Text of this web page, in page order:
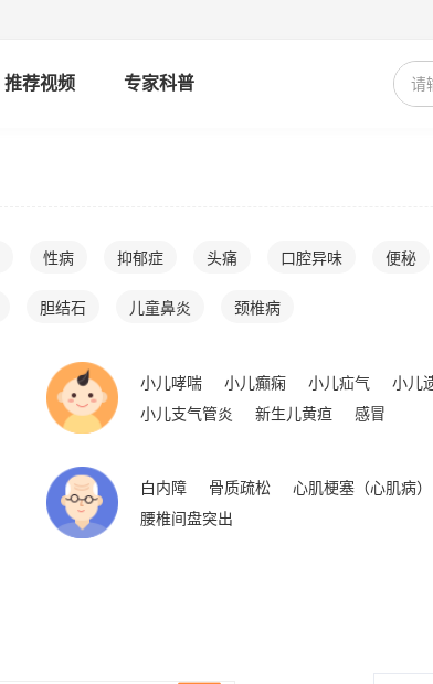
推荐视频 专家科普
性病 抑郁症 头痛 口腔异味 便秘
胆结石 儿童鼻炎 颈椎病
小儿哮喘 小儿癫痫 小儿疝气 小儿
小儿支气管炎
新生儿黄疸 感冒
白内障 骨质疏松 心肌梗塞（心肌病）
腰椎间盘突出